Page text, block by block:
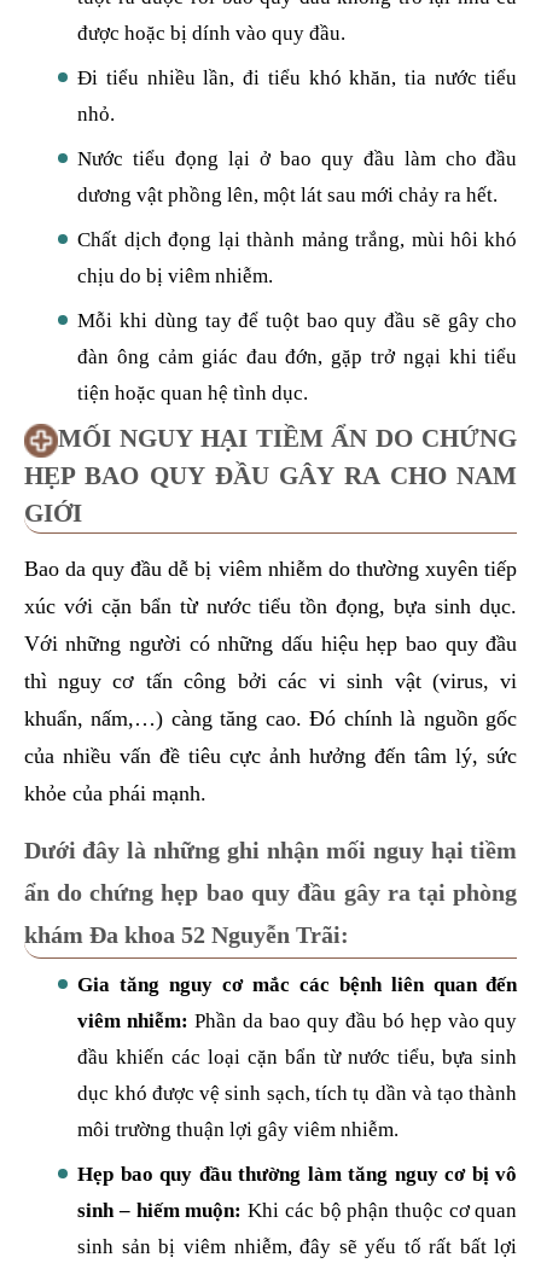
được hoặc bị dính vào quy đầu.
Đi tiểu nhiều lần, đi tiểu khó khăn, tia nước tiểu
nhỏ.
Nước tiểu đọng lại ở bao quy đầu làm cho đầu
dương vật phồng lên, một lát sau mới chảy ra hết.
Chất dịch đọng lại thành mảng trắng, mùi hôi khó
chịu do bị viêm nhiễm.
Mỗi khi dùng tay để tuột bao quy đầu sẽ gây cho
đàn ông cảm giác đau đớn, gặp trở ngại khi tiểu
tiện hoặc quan hệ tình dục.
MỐI NGUY HẠI TIỀM ẨN DO CHỨNG
HẸP BAO QUY ĐẦU GÂY RA CHO NAM
GIỚI
Bao da quy đầu dễ bị viêm nhiễm do thường xuyên tiếp
xúc với cặn bẩn từ nước tiểu tồn đọng, bựa sinh dục.
Với những người có những dấu hiệu hẹp bao quy đầu
thì nguy cơ tấn công bởi các vi sinh vật (virus, vi
khuẩn, nấm,…) càng tăng cao. Đó chính là nguồn gốc
của nhiều vấn đề tiêu cực ảnh hưởng đến tâm lý, sức
khỏe của phái mạnh.
Dưới đây là những ghi nhận mối nguy hại tiềm
ẩn do chứng hẹp bao quy đầu gây ra tại phòng
khám Đa khoa 52 Nguyễn Trãi:
Gia tăng nguy cơ mắc các bệnh liên quan đến
viêm nhiễm: Phần da bao quy đầu bó hẹp vào quy
đầu khiến các loại cặn bẩn từ nước tiểu, bựa sinh
dục khó được vệ sinh sạch, tích tụ dần và tạo thành
môi trường thuận lợi gây viêm nhiễm.
Hẹp bao quy đầu thường làm tăng nguy cơ bị vô
sinh – hiếm muộn: Khi các bộ phận thuộc cơ quan
sinh sản bị viêm nhiễm, đây sẽ yếu tố rất bất lợi